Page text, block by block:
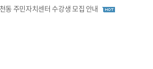
동 주민자치센터 수강생 모집 안내